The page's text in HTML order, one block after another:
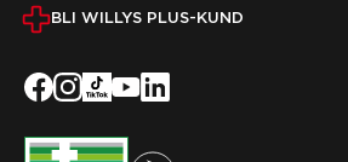
BLI WILLYS PLUS-KUND